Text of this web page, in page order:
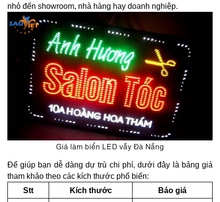
nhỏ đến showroom, nhà hàng hay doanh nghiệp.
Giá làm biển LED vẫy Đà Nẵng
Để giúp bạn dễ dàng dự trù chi phí, dưới đây là bảng giá
tham khảo theo các kích thước phổ biến:
Stt
Kích thước
Báo giá